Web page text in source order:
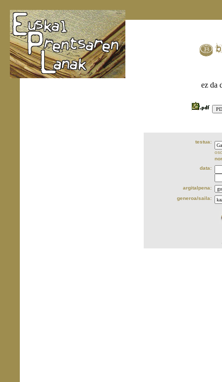
ez da
testua:
data:
argitalpena:
generoa/saila: